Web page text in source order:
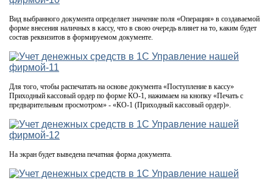
Вид выбранного документа определяет значение поля «Операция» в создаваемой
форме внесения наличных в кассу, что в свою очередь влияет на то, каким будет
состав реквизитов в формируемом документе.
Для того, чтобы распечатать на основе документа «Поступление в кассу»
Приходный кассовый ордер по форме КО-1, нажимаем на кнопку «Печать с
предварительным просмотром» - «КО-1 (Приходный кассовый ордер)».
На экран будет выведена печатная форма документа.